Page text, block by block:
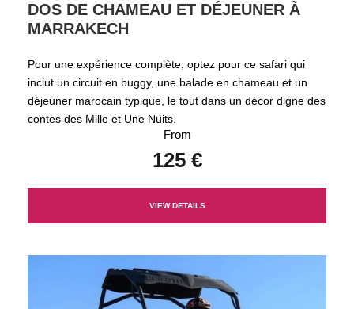
DOS DE CHAMEAU ET DÉJEUNER À
MARRAKECH
Pour une expérience complète, optez pour ce safari qui
inclut un circuit en buggy, une balade en chameau et un
déjeuner marocain typique, le tout dans un décor digne des
contes des Mille et Une Nuits.
From
125 €
VIEW DETAILS